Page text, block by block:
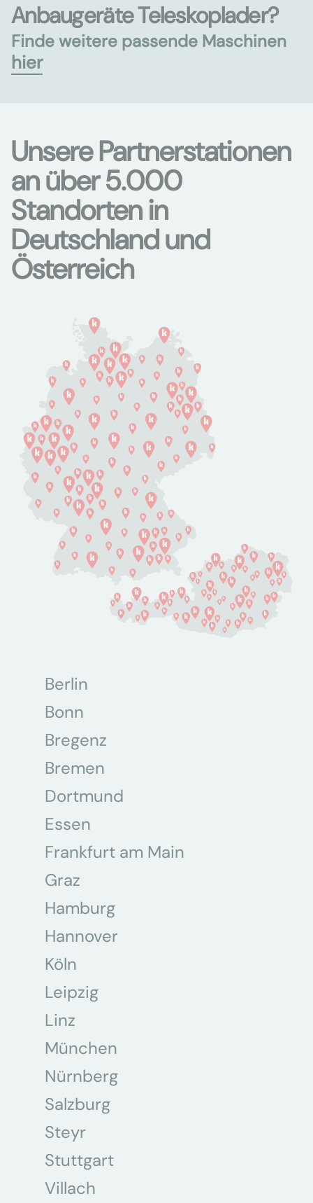
Anbaugeräte Teleskoplader?
Finde weitere passende Maschinen
hier
Unsere Partnerstationen
an über 5.000
Standorten in
Deutschland und
Österreich
Berlin
Bonn
Bregenz
Bremen
Dortmund
Essen
Frankfurt am Main
Graz
Hamburg
Hannover
Köln
Leipzig
Linz
München
Nürnberg
Salzburg
Steyr
Stuttgart
Villach